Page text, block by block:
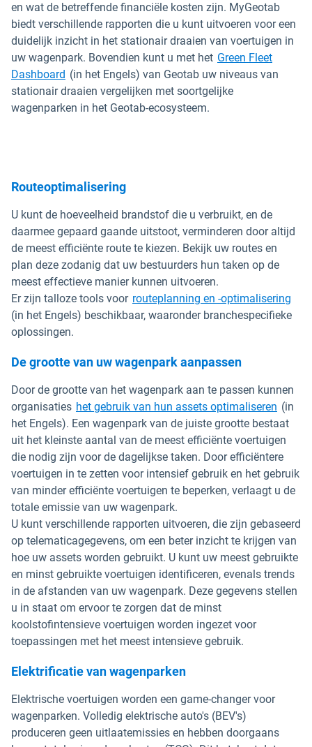
en wat de betreffende financiële kosten zijn. MyGeotab
biedt verschillende rapporten die u kunt uitvoeren voor een
duidelijk inzicht in het stationair draaien van voertuigen in
uw wagenpark. Bovendien kunt u met het Green Fleet
Dashboard (in het Engels) van Geotab uw niveaus van
stationair draaien vergelijken met soortgelijke
wagenparken in het Geotab-ecosysteem.
Routeoptimalisering
U kunt de hoeveelheid brandstof die u verbruikt, en de
daarmee gepaard gaande uitstoot, verminderen door altijd
de meest efficiënte route te kiezen. Bekijk uw routes en
plan deze zodanig dat uw bestuurders hun taken op de
meest effectieve manier kunnen uitvoeren.
Er zijn talloze tools voor routeplanning en -optimalisering
(in het Engels) beschikbaar, waaronder branchespecifieke
oplossingen.
De grootte van uw wagenpark aanpassen
Door de grootte van het wagenpark aan te passen kunnen
organisaties het gebruik van hun assets optimaliseren (in
het Engels). Een wagenpark van de juiste grootte bestaat
uit het kleinste aantal van de meest efficiënte voertuigen
die nodig zijn voor de dagelijkse taken. Door efficiëntere
voertuigen in te zetten voor intensief gebruik en het gebruik
van minder efficiënte voertuigen te beperken, verlaagt u de
totale emissie van uw wagenpark.
U kunt verschillende rapporten uitvoeren, die zijn gebaseerd
op telematicagegevens, om een beter inzicht te krijgen van
hoe uw assets worden gebruikt. U kunt uw meest gebruikte
en minst gebruikte voertuigen identificeren, evenals trends
in de afstanden van uw wagenpark. Deze gegevens stellen
u in staat om ervoor te zorgen dat de minst
koolstofintensieve voertuigen worden ingezet voor
toepassingen met het meest intensieve gebruik.
Elektrificatie van wagenparken
Elektrische voertuigen worden een game-changer voor
wagenparken. Volledig elektrische auto's (BEV's)
produceren geen uitlaatemissies en hebben doorgaans